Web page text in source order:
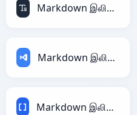
Markdown இலிருந்து ASCII
Markdown இலிருந்து ASP
Markdown இலிருந்து BBCode